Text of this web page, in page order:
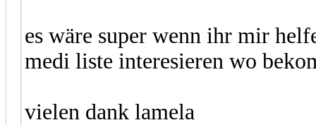
es wäre super wenn ihr mir
medi liste interesieren wo
vielen dank lamela